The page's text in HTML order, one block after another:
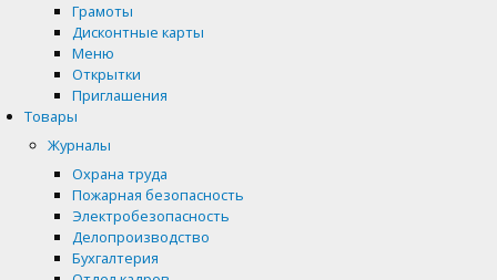
Грамоты
Дисконтные карты
Меню
Открытки
Приглашения
Товары
Журналы
Охрана труда
Пожарная безопасность
Электробезопасность
Делопроизводство
Бухгалтерия